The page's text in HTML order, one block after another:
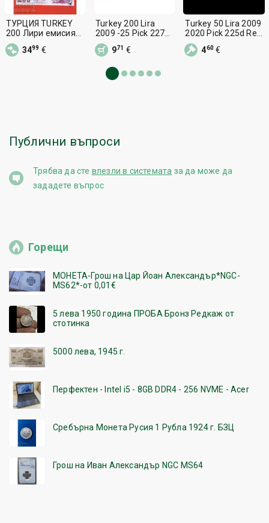
ТУРЦИЯ TURKEY
200 Лири емисия
2009 - 2022 СЕРИЯ
E НОВА UNC
3499 €
Turkey 200 Lira
2009 -25 Pick 227
Ref 1343 Unc
971 €
Turkey 50 Lira 2009
2020 Pick 225d Ref
2892
460€
Публични въпроси
Трябва да сте влезли в системата за да може да
зададете въпрос
Горещи
МОНЕТА-Грош на Цар Йоан Александър*NGC-
MS62*-от 0,01€
5 лева 1950 година ПРОБА Бронз Редкаж от
стотинка
5000 лева, 1945 г.
Перфектен - Intel i5 - 8GB DDR4 - 256 NVME - Acer
Сребърна Монета Русия 1 Рубла 1924 г. БЗЦ
Грош на Иван Александър NGC MS64